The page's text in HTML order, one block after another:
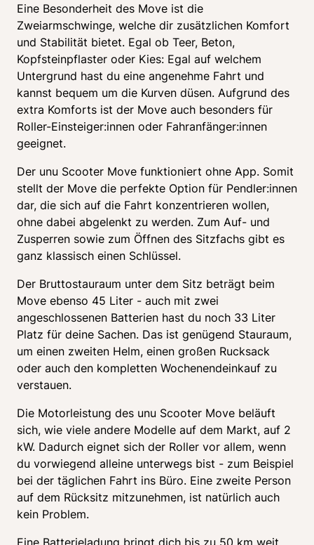
Eine Besonderheit des Move ist die
Zweiarmschwinge, welche dir zusätzlichen Komfort
und Stabilität bietet. Egal ob Teer, Beton,
Kopfsteinpflaster oder Kies: Egal auf welchem
Untergrund hast du eine angenehme Fahrt und
kannst bequem um die Kurven düsen. Aufgrund des
extra Komforts ist der Move auch besonders für
Roller-Einsteiger:innen oder Fahranfänger:innen
geeignet.
Der unu Scooter Move funktioniert ohne App. Somit
stellt der Move die perfekte Option für Pendler:innen
dar, die sich auf die Fahrt konzentrieren wollen,
ohne dabei abgelenkt zu werden. Zum Auf- und
Zusperren sowie zum Öffnen des Sitzfachs gibt es
ganz klassisch einen Schlüssel.
Der Bruttostauraum unter dem Sitz beträgt beim
Move ebenso 45 Liter - auch mit zwei
angeschlossenen Batterien hast du noch 33 Liter
Platz für deine Sachen. Das ist genügend Stauraum,
um einen zweiten Helm, einen großen Rucksack
oder auch den kompletten Wochenendeinkauf zu
verstauen.
Die Motorleistung des unu Scooter Move beläuft
sich, wie viele andere Modelle auf dem Markt, auf 2
kW. Dadurch eignet sich der Roller vor allem, wenn
du vorwiegend alleine unterwegs bist - zum Beispiel
bei der täglichen Fahrt ins Büro. Eine zweite Person
auf dem Rücksitz mitzunehmen, ist natürlich auch
kein Problem.
Eine Batterieladung bringt dich bis zu 50 km weit.